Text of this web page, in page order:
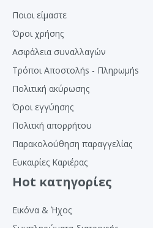
Ποιοι είμαστε
Όροι χρήσης
Ασφάλεια συναλλαγών
Τρόποι Αποστολήs - Πληρωμήs
Πολιτική ακύρωσης
Όροι εγγύησης
Πολιτκή απορρήτου
Παρακολούθηση παραγγελίας
Ευκαιρίες Καριέρας
Hot κατηγορίες
Εικόνα & Ήχος